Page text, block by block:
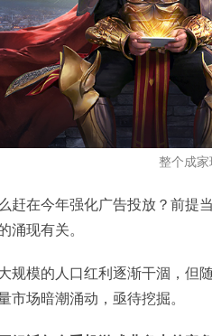
整个成家
赶在今年强化广告投放？前提
涌现有关。
规模的人口红利逐渐干涸，但
市场暗潮涌动，亟待挖掘。